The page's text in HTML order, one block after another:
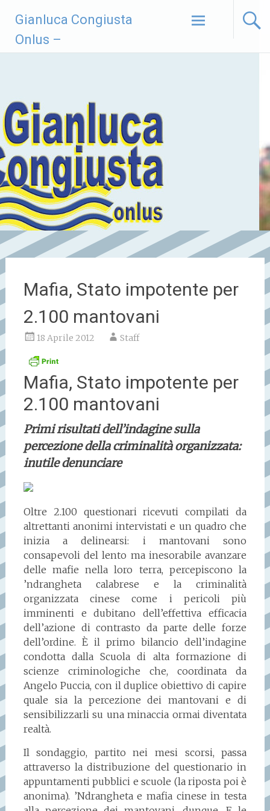
contenuto
Gianluca Congiusta
Onlus –
Mafia, Stato impotente per
2.100 mantovani
18 Aprile 2012 Staff
Mafia, Stato impotente per
2.100 mantovani
Primi risultati dell’indagine sulla
percezione della criminalità organizzata:
inutile denunciare
Oltre 2.100 questionari ricevuti compilati da
altrettanti anonimi intervistati e un quadro che
inizia a delinearsi: i mantovani sono
consapevoli del lento ma inesorabile avanzare
delle mafie nella loro terra, percepiscono la
’ndrangheta calabrese e la criminalità
organizzata cinese come i pericoli più
imminenti e dubitano dell’effettiva efficacia
dell’azione di contrasto da parte delle forze
dell’ordine. È il primo bilancio dell’indagine
condotta dalla Scuola di alta formazione di
scienze criminologiche che, coordinata da
Angelo Puccia, con il duplice obiettivo di capire
quale sia la percezione dei mantovani e di
sensibilizzarli su una minaccia ormai diventata
realtà.
Il sondaggio, partito nei mesi scorsi, passa
attraverso la distribuzione del questionario in
appuntamenti pubblici e scuole (la riposta poi è
anonima). ’Ndrangheta e mafia cinese in testa